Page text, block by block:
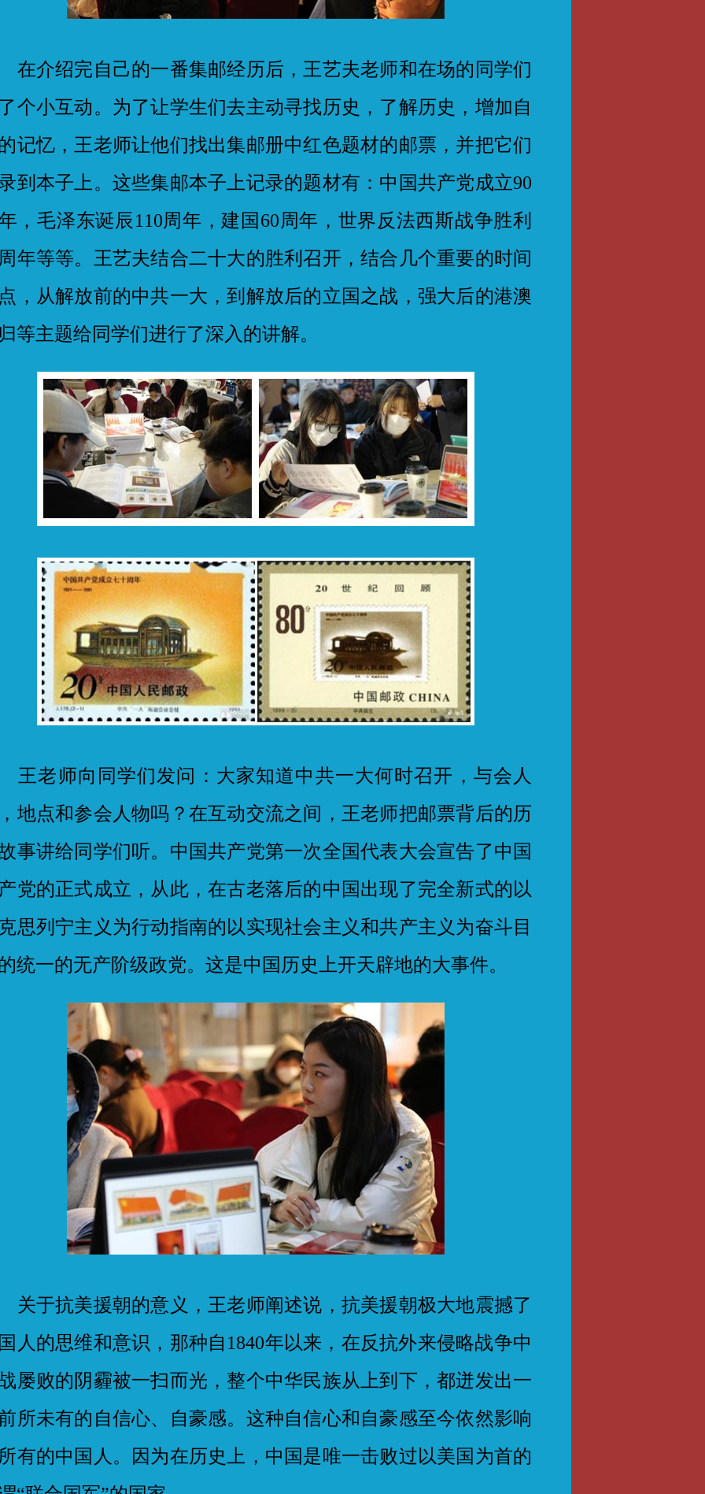
绍完自己的一番集邮经历后，王艺夫老师和在场的同学们
个小互动。为了让学生们去主动寻找历史，了解历史，增加自
记忆，王老师让他们找出集邮册中红色题材的邮票，并把它们
到本子上。这些集邮本子上记录的题材有：中国共产党成立90
，毛泽东诞辰110周年，建国60周年，世界反法西斯战争胜利
年等等。王艺夫结合二十大的胜利召开，结合几个重要的时间
，从解放前的中共一大，到解放后的立国之战，强大后的港澳
等主题给同学们进行了深入的讲解。
师向同学们发问：大家知道中共一大何时召开，与会人
地点和参会人物吗？在互动交流之间，王老师把邮票背后的历
事讲给同学们听。中国共产党第一次全国代表大会宣告了中国
党的正式成立，从此，在古老落后的中国出现了完全新式的以
思列宁主义为行动指南的以实现社会主义和共产主义为奋斗目
统一的无产阶级政党。这是中国历史上开天辟地的大事件。
抗美援朝的意义，王老师阐述说，抗美援朝极大地震撼了
人的思维和意识，那种自1840年以来，在反抗外来侵略战争中
屡败的阴霾被一扫而光，整个中华民族从上到下，都迸发出一
所未有的自信心、自豪感。这种自信心和自豪感至今依然影响
有的中国人。因为在历史上，中国是唯一击败过以美国为首的